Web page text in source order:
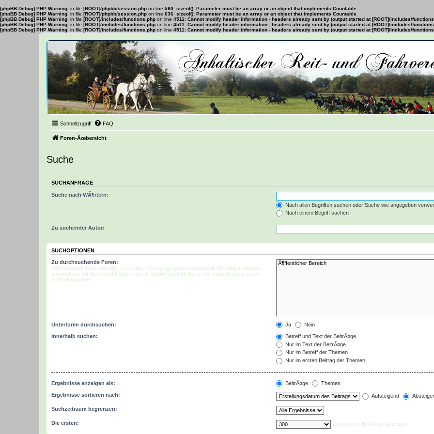
[phpBB Debug] PHP Warning: in file [ROOT]/phpbb/session.php on line 580: sizeof(): Parameter must be an array or an object that implements Countable
[phpBB Debug] PHP Warning: in file [ROOT]/phpbb/session.php on line 636: sizeof(): Parameter must be an array or an object that implements Countable
[phpBB Debug] PHP Warning: in file [ROOT]/includes/functions.php on line 4511 : Cannot modify header information - headers already sent by (output started at [ROOT]/includes/
[phpBB Debug] PHP Warning: in file [ROOT]/includes/functions.php on line 4511 : Cannot modify header information - headers already sent by (output started at [ROOT]/includes/
[phpBB Debug] PHP Warning: in file [ROOT]/includes/functions.php on line 4511 : Cannot modify header information - headers already sent by (output started at [ROOT]/includes/
Schnellzugriff FAQ
Foren-Ãœbersicht
Suche
SUCHANFRAGE
Suche nach WÃ¶rtern:
Nach allen Begriffen suchen oder Suche wie angegeben
Nach einem Begriff suchen
Zu suchender Autor:
SUCHOPTIONEN
Zu durchsuchende Foren:
WÃ¤hle das Forum oder die Foren aus, in denen gesucht werden soll. Unterforen werden
automatisch mit durchsucht, sofern du die Option â€žUnterforen durchsuchenâ€œ unten
nicht deaktivierst.
Unterforen durchsuchen: Ja Nein
Innerhalb suchen:
Betreff und Text der BeitrÃ¤ge
Nur im Text der BeitrÃ¤ge
Nur im Betreff der Themen
Nur im ersten Beitrag der Themen
Ergebnisse anzeigen als: BeitrÃ¤ge Themen
Ergebnisse sortieren nach: Aufsteigend
Suchzeitraum begrenzen:
Die ersten: Zeichen der BeitrÃ¤ge anzeigen